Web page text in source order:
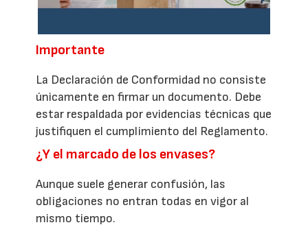
Importante
La Declaración de Conformidad no consiste
únicamente en firmar un documento. Debe
estar respaldada por evidencias técnicas que
justifiquen el cumplimiento del Reglamento.
¿Y el marcado de los envases?
Aunque suele generar confusión, las
obligaciones no entran todas en vigor al
mismo tiempo.